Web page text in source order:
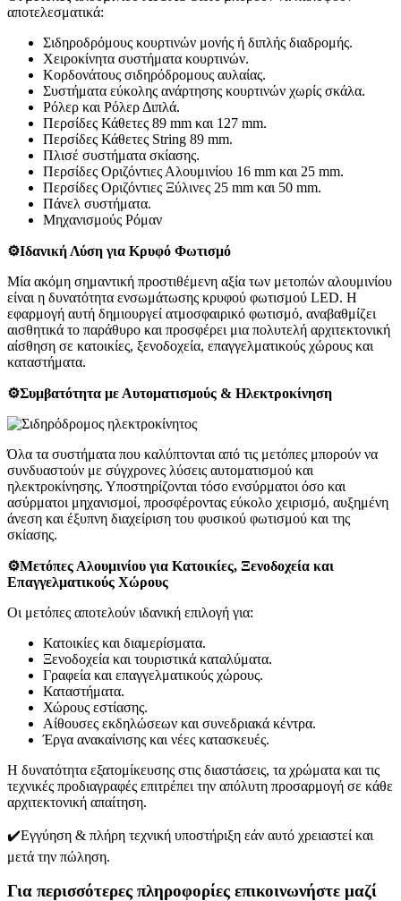
αποτελεσματικά:
Σιδηροδρόμους κουρτινών μονής ή διπλής διαδρομής.
Χειροκίνητα συστήματα κουρτινών.
Κορδονάτους σιδηρόδρομους αυλαίας.
Συστήματα εύκολης ανάρτησης κουρτινών χωρίς σκάλα.
Ρόλερ και Ρόλερ Διπλά.
Περσίδες Κάθετες 89 mm και 127 mm.
Περσίδες Κάθετες String 89 mm.
Πλισέ συστήματα σκίασης.
Περσίδες Οριζόντιες Αλουμινίου 16 mm και 25 mm.
Περσίδες Οριζόντιες Ξύλινες 25 mm και 50 mm.
Πάνελ συστήματα.
Μηχανισμούς Ρόμαν
⚙️Ιδανική Λύση για Κρυφό Φωτισμό
Μία ακόμη σημαντική προστιθέμενη αξία των μετοπών αλουμινίου
είναι η δυνατότητα ενσωμάτωσης κρυφού φωτισμού LED. Η
εφαρμογή αυτή δημιουργεί ατμοσφαιρικό φωτισμό, αναβαθμίζει
αισθητικά το παράθυρο και προσφέρει μια πολυτελή αρχιτεκτονική
αίσθηση σε κατοικίες, ξενοδοχεία, επαγγελματικούς χώρους και
καταστήματα.
⚙️Συμβατότητα με Αυτοματισμούς & Ηλεκτροκίνηση
Όλα τα συστήματα που καλύπτονται από τις μετόπες μπορούν να
συνδυαστούν με σύγχρονες λύσεις αυτοματισμού και
ηλεκτροκίνησης. Υποστηρίζονται τόσο ενσύρματοι όσο και
ασύρματοι μηχανισμοί, προσφέροντας εύκολο χειρισμό, αυξημένη
άνεση και έξυπνη διαχείριση του φυσικού φωτισμού και της
σκίασης.
⚙️Μετόπες Αλουμινίου για Κατοικίες, Ξενοδοχεία και
Επαγγελματικούς Χώρους
Οι μετόπες αποτελούν ιδανική επιλογή για:
Κατοικίες και διαμερίσματα.
Ξενοδοχεία και τουριστικά καταλύματα.
Γραφεία και επαγγελματικούς χώρους.
Καταστήματα.
Χώρους εστίασης.
Αίθουσες εκδηλώσεων και συνεδριακά κέντρα.
Έργα ανακαίνισης και νέες κατασκευές.
Η δυνατότητα εξατομίκευσης στις διαστάσεις, τα χρώματα και τις
τεχνικές προδιαγραφές επιτρέπει την απόλυτη προσαρμογή σε κάθε
αρχιτεκτονική απαίτηση.
✔️Εγγύηση & πλήρη τεχνική υποστήριξη εάν αυτό χρειαστεί και
μετά την πώληση.
Για περισσότερες πληροφορίες επικοινωνήστε μαζί